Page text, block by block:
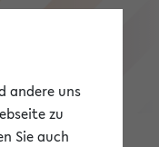
andere uns
zu
Sie auch